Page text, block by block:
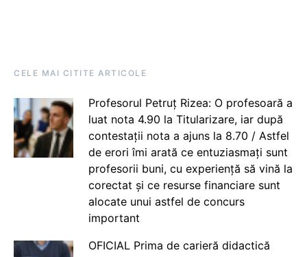
CELE MAI CITITE ARTICOLE
Profesorul Petruț Rizea: O profesoară a
luat nota 4.90 la Titularizare, iar după
contestații nota a ajuns la 8.70 / Astfel
de erori îmi arată ce entuziasmați sunt
profesorii buni, cu experiență să vină la
corectat și ce resurse financiare sunt
alocate unui astfel de concurs
important
OFICIAL Prima de carieră didactică